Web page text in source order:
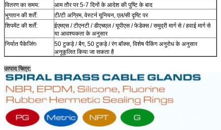
वितरण का समय:
आम तौर पर 5-7 दिनों के आदेश की पुष्टि के बाद
भुगतान की शर्तें:
टी/टी अग्रिम, वेस्टर्न यूनियन, एल/सी दृष्टि पर
शिपमेंट की शर्तें:
ईएमएस / टीएनटी / डीएचएल / यूपीएस / फेडेक्स / समुद्री मार्ग से / हवाई मार्ग से
या आवश्यकता के अनुसार
निर्यात पैकेजिंगः
50 टुकड़े / बैग, 50 टुकड़े / रंग बॉक्स, विशेष पैकिंग अनुरोध के अनुसार
अनुकूलित किया जा सकता है
उत्पाद चित्र: